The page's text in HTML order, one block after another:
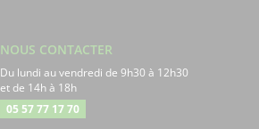
NOUS CONTACTER
Du lundi au vendredi de 9h30 à 12h30
et de 14h à 18h
05 57 77 17 70